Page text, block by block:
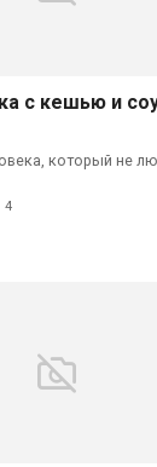
с кешью и
который не
4